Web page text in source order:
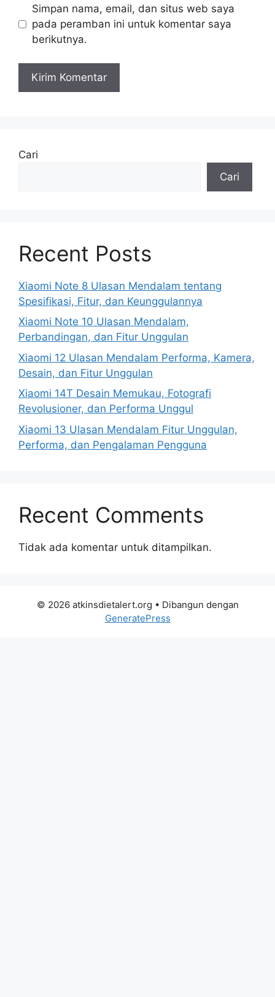
Simpan nama, email, dan situs web saya
pada peramban ini untuk komentar saya
berikutnya.
Cari
Cari
Recent Posts
Xiaomi Note 8 Ulasan Mendalam tentang
Spesifikasi, Fitur, dan Keunggulannya
Xiaomi Note 10 Ulasan Mendalam,
Perbandingan, dan Fitur Unggulan
Xiaomi 12 Ulasan Mendalam Performa, Kamera,
Desain, dan Fitur Unggulan
Xiaomi 14T Desain Memukau, Fotografi
Revolusioner, dan Performa Unggul
Xiaomi 13 Ulasan Mendalam Fitur Unggulan,
Performa, dan Pengalaman Pengguna
Recent Comments
Tidak ada komentar untuk ditampilkan.
© 2026 atkinsdietalert.org • Dibangun dengan
GeneratePress